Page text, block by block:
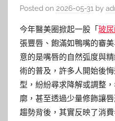
Posted on 2026-05-31 by
今年醫美圈掀起一股「 玻
張豐唇、飽滿如鴨嘴的審
意的是嘴唇的自然弧度與
術的普及，許多人開始後
型，紛紛尋求降解或調整
廓，甚至透過少量修飾讓
趨勢背後，其實反映了消